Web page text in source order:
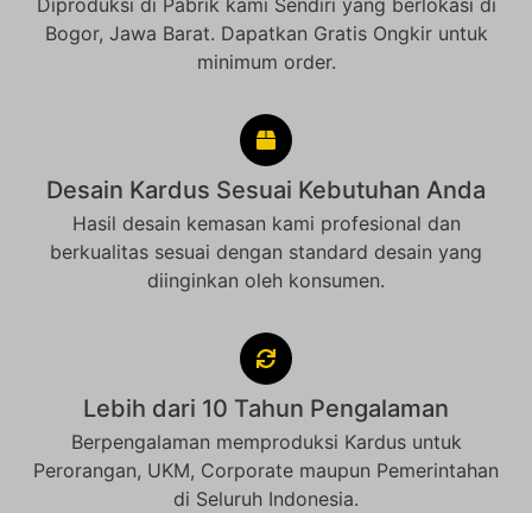
Diproduksi di Pabrik kami Sendiri yang berlokasi di
Bogor, Jawa Barat. Dapatkan Gratis Ongkir untuk
minimum order.
Desain Kardus Sesuai Kebutuhan Anda
Hasil desain kemasan kami profesional dan
berkualitas sesuai dengan standard desain yang
diinginkan oleh konsumen.
Lebih dari 10 Tahun Pengalaman
Berpengalaman memproduksi Kardus untuk
Perorangan, UKM, Corporate maupun Pemerintahan
di Seluruh Indonesia.